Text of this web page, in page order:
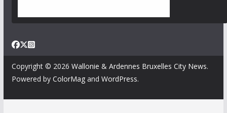
Copyright © 2026 Wallonie & Ardennes Bruxelles City News.
Powered by ColorMagand WordPress.